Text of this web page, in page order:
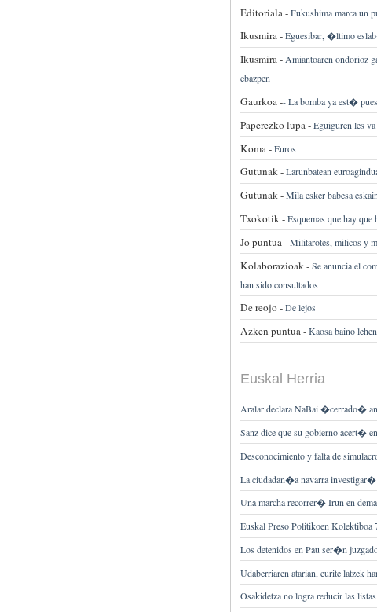
Editoriala -Fukushima marca un
Ikusmira -Eguesibar, �ltimo
Ikusmira -Amiantoaren ondorioz
ebazpen
Gaurkoa --La bomba ya est�
Paperezko lupa -Eguiguren les
Koma -Euros
Gutunak -Larunbatean
Gutunak -Mila esker babesa
Txokotik -Esquemas que hay
Jo puntua -Militarotes, milicos y
Kolaborazioak -Se anuncia el
han sido consultados
De reojo -De lejos
Azken puntua -Kaosa baino lehen
Euskal Herria
Aralar declara NaBai �cerrado�
Sanz dice que su gobierno acert�
Desconocimiento y falta de
La ciudadan�a navarra
Una marcha recorrer� Irun en
Euskal Preso Politikoen Kolektiboa
Los detenidos en Pau ser�n
Udaberriaren atarian, eurite latzek
Osakidetza no logra reducir las